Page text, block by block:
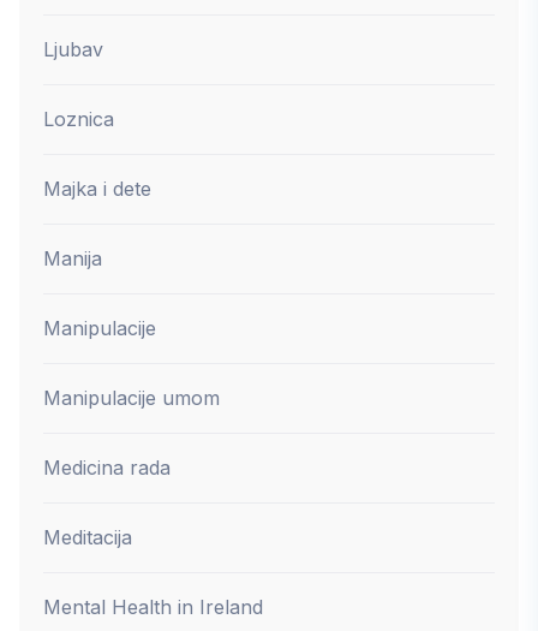
Ljubav
Loznica
Majka i dete
Manija
Manipulacije
Manipulacije umom
Medicina rada
Meditacija
Mental Health in Ireland